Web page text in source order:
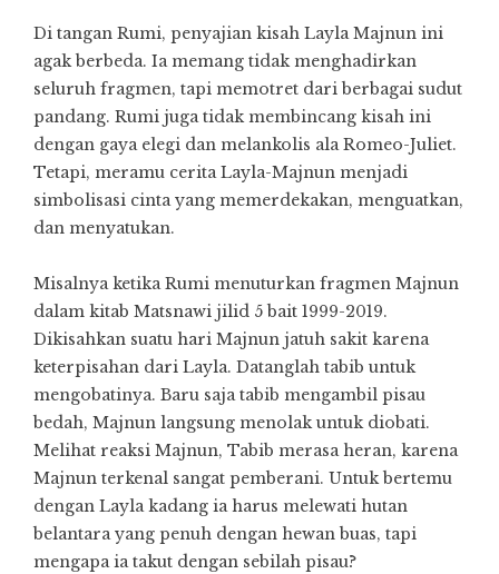
Di tangan Rumi, penyajian kisah Layla Majnun ini
agak berbeda. Ia memang tidak menghadirkan
seluruh fragmen, tapi memotret dari berbagai sudut
pandang. Rumi juga tidak membincang kisah ini
dengan gaya elegi dan melankolis ala Romeo-Juliet.
Tetapi, meramu cerita Layla-Majnun menjadi
simbolisasi cinta yang memerdekakan, menguatkan,
dan menyatukan.
Misalnya ketika Rumi menuturkan fragmen Majnun
dalam kitab Matsnawi jilid 5 bait 1999-2019.
Dikisahkan suatu hari Majnun jatuh sakit karena
keterpisahan dari Layla. Datanglah tabib untuk
mengobatinya. Baru saja tabib mengambil pisau
bedah, Majnun langsung menolak untuk diobati.
Melihat reaksi Majnun, Tabib merasa heran, karena
Majnun terkenal sangat pemberani. Untuk bertemu
dengan Layla kadang ia harus melewati hutan
belantara yang penuh dengan hewan buas, tapi
mengapa ia takut dengan sebilah pisau?